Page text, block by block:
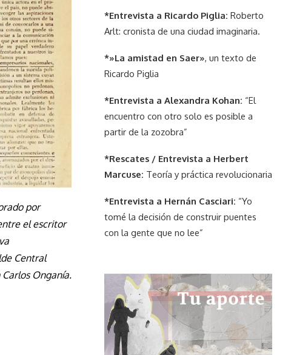
por
el escritor
Central
Onganía.
*Entrevista a Ricardo Piglia: Roberto
Arlt: cronista de una ciudad imaginaria.
*»La amistad en Saer», un texto de
Ricardo Piglia
*Entrevista a Alexandra Kohan: “El
encuentro con otro solo es posible a
partir de la zozobra”
*Rescates / Entrevista a Herbert
Marcuse: Teoría y práctica revolucionaria
*Entrevista a Hernán Casciari: “Yo
tomé la decisión de construir puentes
con la gente que no lee”